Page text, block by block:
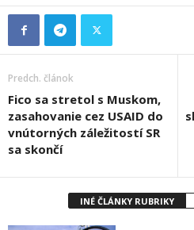
Predch. článok
Fico sa stretol s Muskom,
zasahovanie cez USAID do
vnútorných záležitostí SR
sa skončí
INÉ ČLÁNKY RUBRIKY